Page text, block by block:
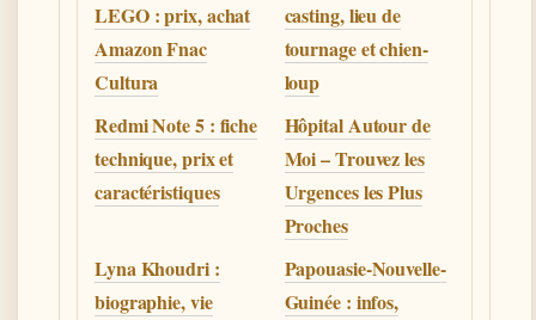
LEGO : prix, achat
Amazon Fnac
Cultura
casting, lieu de
tournage et chien-
loup
Redmi Note 5 : fiche
technique, prix et
caractéristiques
Hôpital Autour de
Moi – Trouvez les
Urgences les Plus
Proches
Lyna Khoudri :
biographie, vie
Papouasie-Nouvelle-
Guinée : infos,